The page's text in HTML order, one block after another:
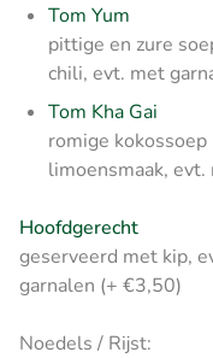
Tom Yum
pittige en zure
chili, evt. met
Tom Kha Gai
romige
limoensmaak,
Hoofdgerecht
geserveerd met kip,
garnalen (+ €3,50)
Noedels / Rijst: